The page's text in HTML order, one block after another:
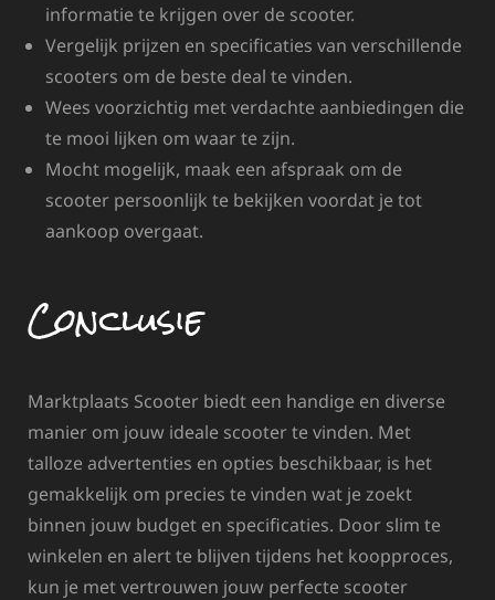
informatie te krijgen over de scooter.
Vergelijk prijzen en specificaties van verschillende
scooters om de beste deal te vinden.
Wees voorzichtig met verdachte aanbiedingen die
te mooi lijken om waar te zijn.
Mocht mogelijk, maak een afspraak om de
scooter persoonlijk te bekijken voordat je tot
aankoop overgaat.
Conclusie
Marktplaats Scooter biedt een handige en diverse
manier om jouw ideale scooter te vinden. Met
talloze advertenties en opties beschikbaar, is het
gemakkelijk om precies te vinden wat je zoekt
binnen jouw budget en specificaties. Door slim te
winkelen en alert te blijven tijdens het koopproces,
kun je met vertrouwen jouw perfecte scooter